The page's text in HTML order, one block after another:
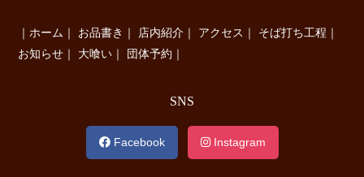
｜ ホーム ｜ お品書き ｜ 店内紹介 ｜ アクセス ｜ そば打ち工程 ｜
お知らせ ｜ 大喰い ｜ 団体予約 ｜
SNS
Facebook Instagram